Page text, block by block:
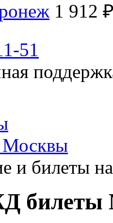
1 912
51
Москвы
и билеты
билеты